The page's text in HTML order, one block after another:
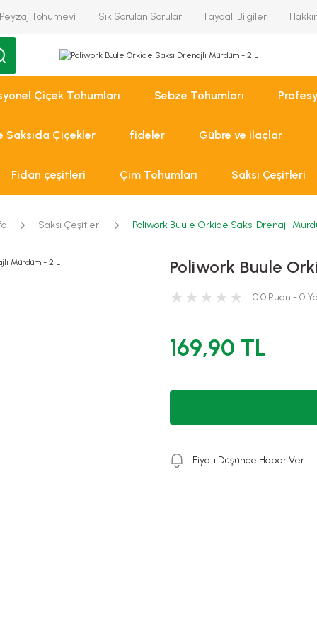
Peyzaj Tohumevi Sık Sorulan Sorular Faydalı Bilgiler
Çiçek Tohumları Sebze Tohumları
Saksıda Çiçekler fideler Gübre ve ilaçlar
Fidan çeşitleri Çim Tohumları Saksı Çeşitleri
Saksı Çeşitleri Poliwork Buule Orkide Saksı Drenajlı
Poliwork Buule
0.0 Puan - 0
169,90 TL
Fiyatı Düşünce Haber Ver